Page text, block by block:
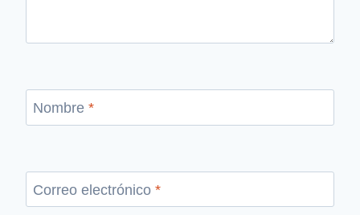
Nombre *
Correo electrónico *